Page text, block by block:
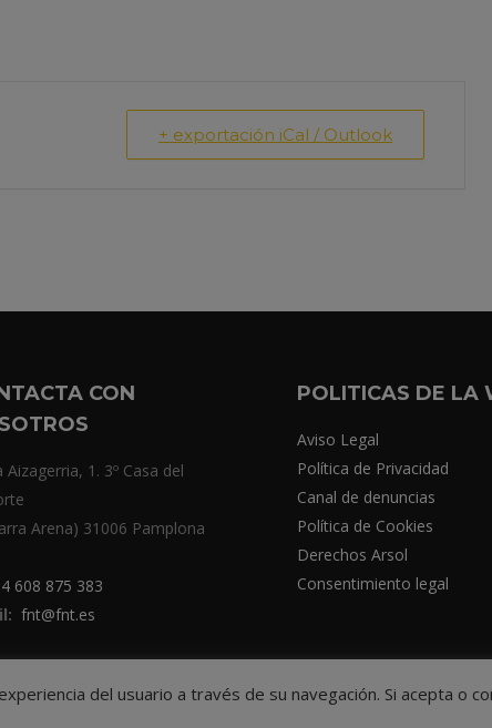
+ exportación iCal / Outlook
CON
Aizagerria, 1. 3º Casa del
Arena) 31006 Pamplona
608 875 383
fnt@fnt.es
POLITICAS DE LA
Aviso Legal
Política de Privacidad
Canal de denuncias
Política de Cookies
Derechos Arsol
Consentimiento legal
del usuario a través de su navegación. Si acepta o